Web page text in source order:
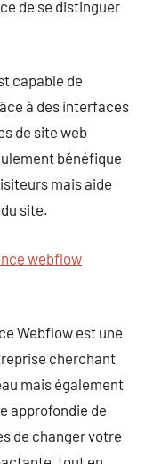
de se distinguer
capable de
à des interfaces
de site web
bénéfique
mais aide
site.
webflow
Webflow est une
cherchant
mais également
approfondie de
de changer votre